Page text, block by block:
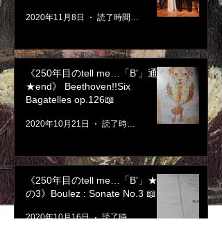
Beethoven : バガテルop.126---
2020年11月8日
《250年目のtell me…「B'」通信
★end》 Beethoven!!Six
Bagatelles op.126📖
2020年10月21日 読了時間: 4分
《250年目のtell me…「B'」★そ
の3》Boulez : Sonate No.3 📖
2020年10月16日 読了時間: 3分